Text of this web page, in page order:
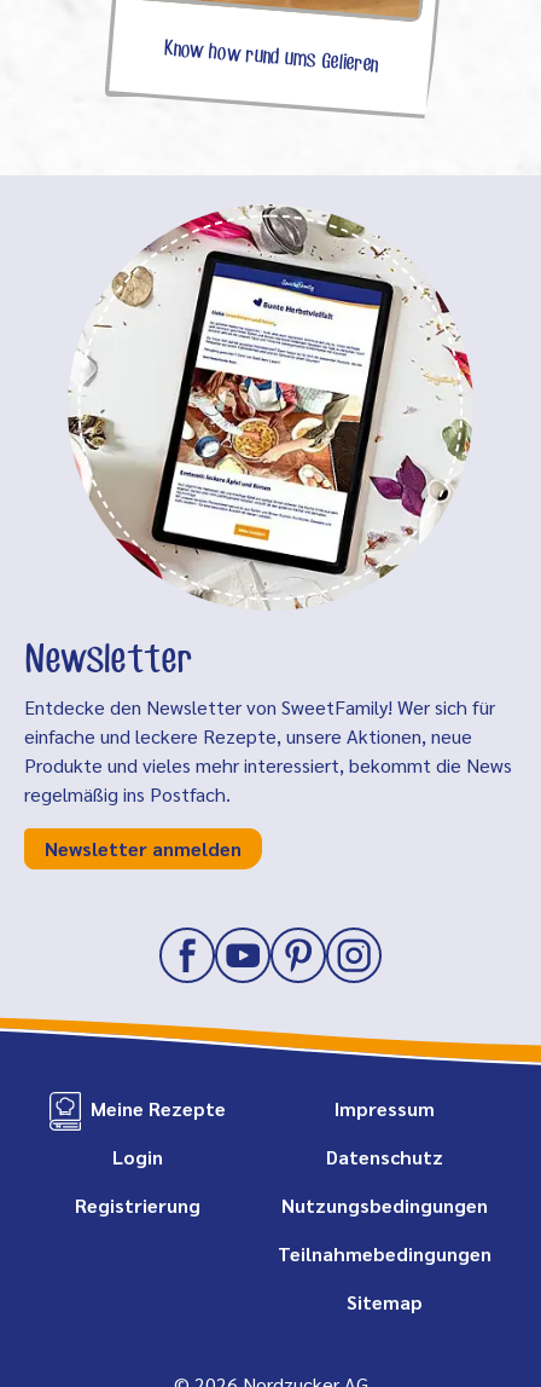
Know how rund ums Gelieren
Newsletter
Entdecke den Newsletter von SweetFamily! Wer sich für
einfache und leckere Rezepte, unsere Aktionen, neue
Produkte und vieles mehr interessiert, bekommt die News
regelmäßig ins Postfach.
Newsletter anmelden
Meine Rezepte
Login
Registrierung
Impressum
Datenschutz
Nutzungsbedingungen
Teilnahmebedingungen
Sitemap